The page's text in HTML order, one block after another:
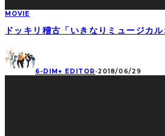
MOVIE
ドッキリ稽古「いきなりミュージカ
6-DIM+ EDITOR ·2018/06/29